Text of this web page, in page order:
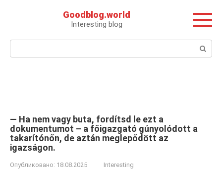
Goodblog.world
Interesting blog
Поиск:
— Ha nem vagy buta, fordítsd le ezt a
dokumentumot – a főigazgató gúnyolódott a
takarítónőn, de aztán meglepődött az
igazságon.
Опубликовано: 18.08.2025 Interesting